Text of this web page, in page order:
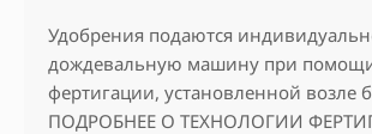
Удобрения подаются
дождевальную машину при
фертигации, установленной возле
ПОДРОБНЕЕ О ТЕХНОЛОГИИ